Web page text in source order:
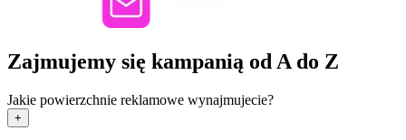
Zajmujemy się kampanią od A do Z
Jakie powierzchnie reklamowe wynajmujecie?
+